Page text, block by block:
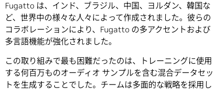
Fugatto は、インド、ブラジル、中国、ヨルダン、韓国な
ど、世界中の様々な人々によって作成されました。彼らの
コラボレーションにより、Fugatto の多アクセントおよび
多言語機能が強化されました。
この取り組みで最も困難だったのは、トレーニングに使用
する何百万ものオーディオ サンプルを含む混合データセッ
トを生成することでした。チームは多面的な戦略を採用し